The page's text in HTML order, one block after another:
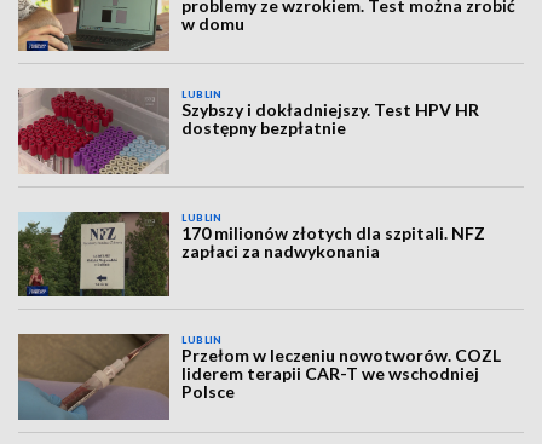
problemy ze wzrokiem. Test można zrobić
w domu
LUBLIN
Szybszy i dokładniejszy. Test HPV HR
dostępny bezpłatnie
LUBLIN
170 milionów złotych dla szpitali. NFZ
zapłaci za nadwykonania
LUBLIN
Przełom w leczeniu nowotworów. COZL
liderem terapii CAR-T we wschodniej
Polsce